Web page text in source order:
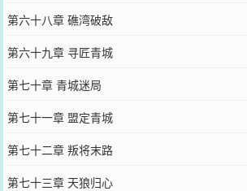
第六十八章 礁湾破敌
第六十九章 寻匠青城
第七十章 青城迷局
第七十一章 盟定青城
第七十二章 叛将末路
第七十三章 天狼归心